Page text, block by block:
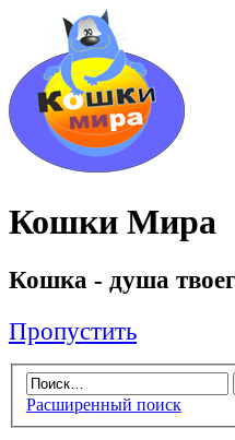
Кошки Мира
Кошка - душа
Пропустить
Расширенный поиск